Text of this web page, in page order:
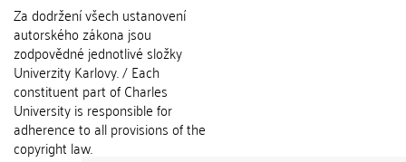
Za dodržení všech ustanovení
autorského zákona jsou
zodpovědné jednotlivé složky
Univerzity Karlovy. / Each
constituent part of Charles
University is responsible for
adherence to all provisions of the
copyright law.